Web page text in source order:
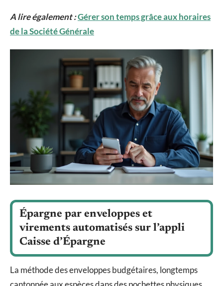
A lire également :Gérer son temps grâce aux horaires
de la Société Générale
Épargne par enveloppes et
virements automatisés sur l’appli
Caisse d’Épargne
La méthode des enveloppes budgétaires, longtemps